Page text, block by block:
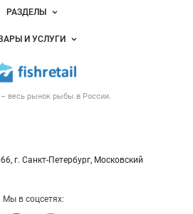
весь рынок рыбы в России.
г. Санкт-Петербург, Московский
Fishretail.ru
рекламы
оферта
информация
персональных данных
РАЗДЕЛЫ
Объявления
Новости рынка
Блог
И УСЛУГИ
Рыба
Икра
Мы в соцсетях: